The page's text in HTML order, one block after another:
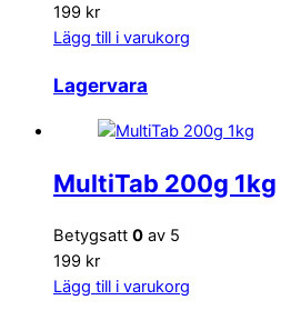
199 kr
Lägg till i varukorg
Lagervara
MultiTab 200g 1kg
Betygsatt 0 av 5
199 kr
Lägg till i varukorg